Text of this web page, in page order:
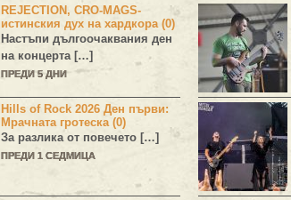
REJECTION, CRO-MAGS-
истинския дух на хардкора (0)
Настъпи дългоочаквания ден
на концерта […]
ПРЕДИ 5 ДНИ
Hills of Rock 2026 Ден първи:
Мрачната гротеска (0)
За разлика от повечето […]
ПРЕДИ 1 СЕДМИЦА